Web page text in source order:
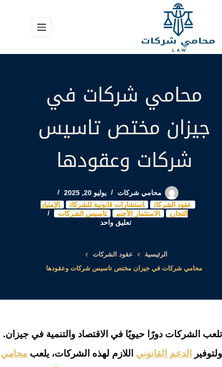
محامي شركات في
جيزان مختص تاسيس
شركات وعقودها
محامي شركات
يوليو 20, 2025
عقود الشركات
استشارات قانونية للشركات
الإمتياز
التجاري
الاستثمار الأجنبي
تأسيس الشركات
تعليق واحد
الرئيسية
عقود الشركات
محامي شركات في جيزان مختص تاسيس شركات وعقودها
تلعب الشركات دورًا حيويًا في الاقتصاد والتنمية في جيزان.
ولتوفير
الدعم القانوني اللازم لهذه الشركات، يلعب محامي